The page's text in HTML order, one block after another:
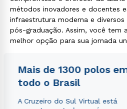
métodos inovadores e docentes
infraestrutura moderna e
pós-graduação. Assim, você tem
melhor opção para sua jornada
Mais de 1300 polos
todo o Brasil
A Cruzeiro do Sul Virtual está
ou
Estou de acordo com a Política
autorizo que meus dados
envio de conteúdos da Cruzeiro